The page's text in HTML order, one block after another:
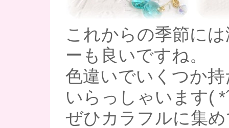
これからの季節に
ーも良いですね。
色違いでいくつか
いらっしゃいます(
ぜひカラフルに集